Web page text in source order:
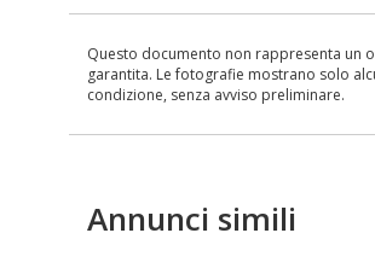
Questo documento non rappresenta un
garantita. Le fotografie mostrano solo
condizione, senza avviso preliminare.
Annunci simili